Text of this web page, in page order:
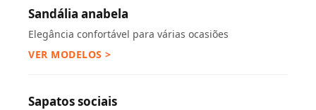
Sandália anabela
Elegância confortável para várias ocasiões
VER MODELOS >
Sapatos sociais